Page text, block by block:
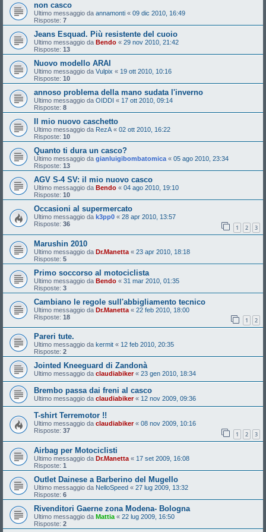
non casco
Ultimo messaggio da annamonti « 09 dic 2010, 16:49
Risposte: 7
Jeans Esquad. Più resistente del cuoio
Ultimo messaggio da Bendo « 29 nov 2010, 21:42
Risposte: 13
Nuovo modello ARAI
Ultimo messaggio da Vulpix « 19 ott 2010, 10:16
Risposte: 10
annoso problema della mano sudata l'inverno
Ultimo messaggio da OIDDI « 17 ott 2010, 09:14
Risposte: 8
Il mio nuovo caschetto
Ultimo messaggio da RezA « 02 ott 2010, 16:22
Risposte: 10
Quanto ti dura un casco?
Ultimo messaggio da gianluigibombatomica « 05 ago 2010, 23:34
Risposte: 13
AGV S-4 SV: il mio nuovo casco
Ultimo messaggio da Bendo « 04 ago 2010, 19:10
Risposte: 10
Occasioni al supermercato
Ultimo messaggio da k3pp0 « 28 apr 2010, 13:57
Risposte: 36 1 2 3
Marushin 2010
Ultimo messaggio da Dr.Manetta « 23 apr 2010, 18:18
Risposte: 5
Primo soccorso al motociclista
Ultimo messaggio da Bendo « 31 mar 2010, 01:35
Risposte: 3
Cambiano le regole sull'abbigliamento tecnico
Ultimo messaggio da Dr.Manetta « 22 feb 2010, 18:00
Risposte: 18 1 2
Pareri tute.
Ultimo messaggio da kermit « 12 feb 2010, 20:35
Risposte: 2
Jointed Kneeguard di Zandonà
Ultimo messaggio da claudiabiker« 23 gen 2010, 18:34
Brembo passa dai freni al casco
Ultimo messaggio da claudiabiker« 12 nov 2009, 09:36
T-shirt Terremotor !!
Ultimo messaggio da claudiabiker« 08 nov 2009, 10:16
Risposte: 37 1 2 3
Airbag per Motociclisti
Ultimo messaggio da Dr.Manetta « 17 set 2009, 16:08
Risposte: 1
Outlet Dainese a Barberino del Mugello
Ultimo messaggio da NelloSpeed « 27 lug 2009, 13:32
Risposte: 6
Rivenditori Gaerne zona Modena- Bologna
Ultimo messaggio da Mattia « 22 lug 2009, 16:50
Risposte: 2